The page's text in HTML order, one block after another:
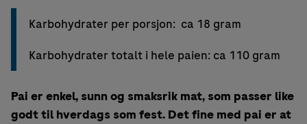
Karbohydrater per porsjon: ca 18 gram
Karbohydrater totalt i hele paien: ca 110 gram
Pai er enkel, sunn og smaksrik mat, som passer like
godt til hverdags som fest. Det fine med pai er at